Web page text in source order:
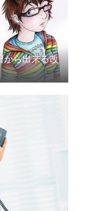
から出来る改